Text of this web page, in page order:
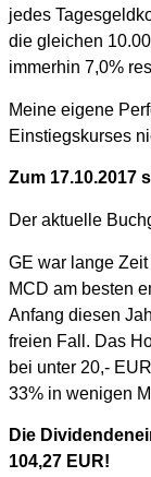
jedes
die gleichen
immerhin 7,0%
Meine eigene
Einstiegskurses
Zum 17.10.2017
Der aktuelle
GE war lange
MCD am besten
Anfang diesen
freien Fall. Das
bei unter 20,-
33% in wenigen
Die
104,27 EUR!